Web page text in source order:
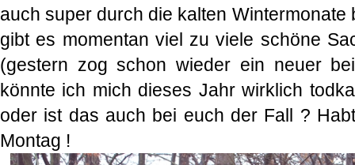
auch super durch die kalten Wintermonate
gibt es momentan viel zu viele schöne
(gestern zog schon wieder ein neuer
könnte ich mich dieses Jahr wirklich
oder ist das auch bei euch der Fall ?
Montag !